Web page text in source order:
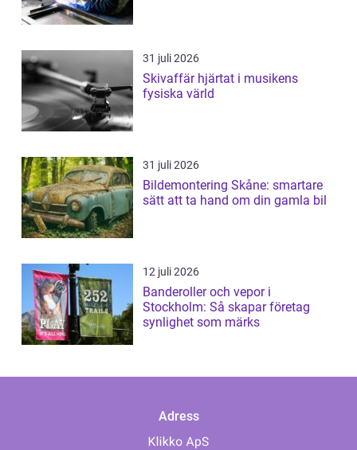
31 juli 2026
Skivaffär hjärtat i musikens
fysiska värld
31 juli 2026
Bildemontering Skåne: smartare
sätt att ta hand om din gamla bil
12 juli 2026
Banderoller och vepor i
Stockholm: Så skapar företag
synlighet som märks
Adress